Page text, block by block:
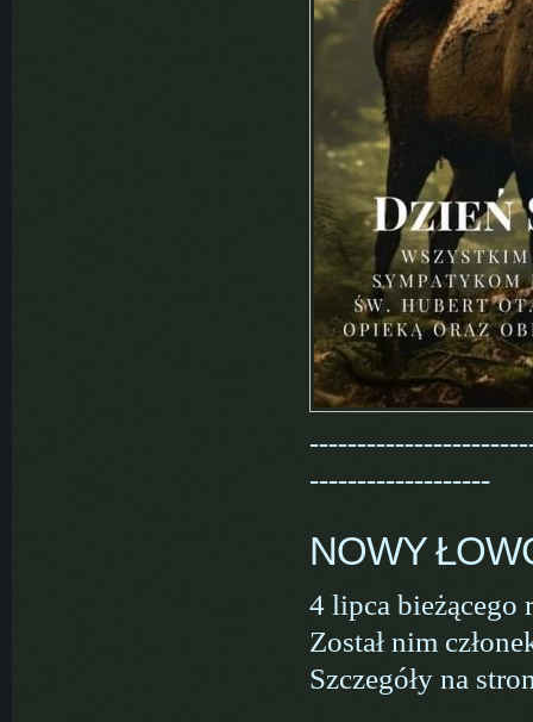
-------------------
NOWY
4 lipca bieżącego
Został nim
Szczegóły na